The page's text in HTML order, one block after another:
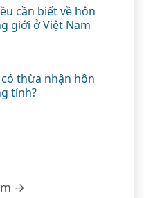
cần biết về hôn
giới ở Việt Nam
thừa nhận hôn
tính?
→